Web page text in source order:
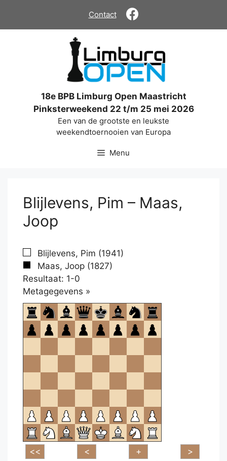
de
Contact
18e BPB Limburg Open Maastricht
Pinksterweekend 22 t/m 25 mei 2026
Een van de grootste en leukste
weekendtoernooien van Europa
Menu
Blijlevens, Pim – Maas,
Joop
Blijlevens, Pim (1941)
Maas, Joop (1827)
Resultaat: 1-0
Metagegevens »
om
te
openen.